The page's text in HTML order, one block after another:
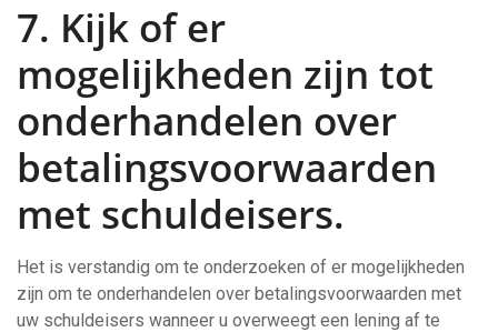
7. Kijk of er
mogelijkheden zijn tot
onderhandelen over
betalingsvoorwaarden
met schuldeisers.
Het is verstandig om te onderzoeken of er mogelijkheden
zijn om te onderhandelen over betalingsvoorwaarden met
uw schuldeisers wanneer u overweegt een lening af te